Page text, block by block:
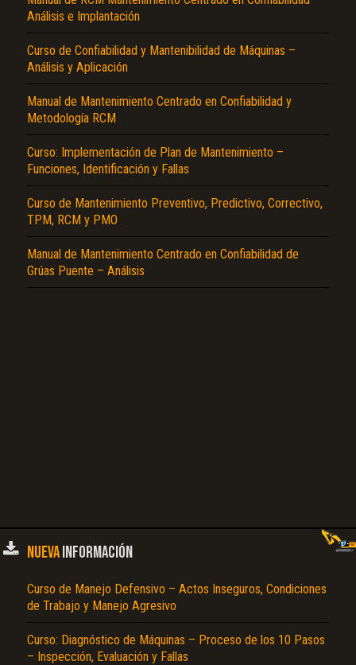
Análisis e Implantación
Curso de Confiabilidad y Mantenibilidad de Máquinas –
Análisis y Aplicación
Manual de Mantenimiento Centrado en Confiabilidad y
Metodología RCM
Curso: Implementación de Plan de Mantenimiento –
Funciones, Identificación y Fallas
Curso de Mantenimiento Preventivo, Predictivo, Correctivo,
TPM, RCM y PMO
Manual de Mantenimiento Centrado en Confiabilidad de
Grúas Puente – Análisis
NUEVAINFORMACIÓN
Curso de Manejo Defensivo – Actos Inseguros, Condiciones
de Trabajo y Manejo Agresivo
Curso: Diagnóstico de Máquinas – Proceso de los 10 Pasos
– Inspección, Evaluación y Fallas
El Título es incorrecto según el contenido.
Texto o Imagen de portada son erróneos.
No carga o no se visualiza el contenido.
Reportar otro tipo de error...